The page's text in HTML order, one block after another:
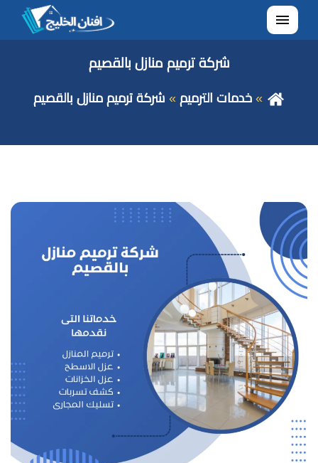
القائمة
شركة ترميم منازل بالقصيم
خدمات الترميم شركة ترميم منازل بالقصيم